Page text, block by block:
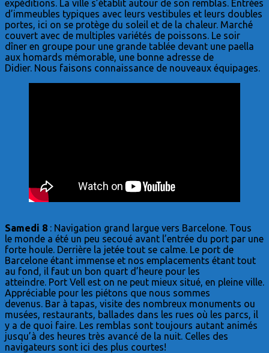
expéditions. La ville s’établit autour de son remblas. Entrées
d’immeubles typiques avec leurs vestibules et leurs doubles
portes, ici on se protège du soleil et de la chaleur. Marché
couvert avec de multiples variétés de poissons. Le soir
dîner en groupe pour une grande tablée devant une paella
aux homards mémorable, une bonne adresse de
Didier. Nous faisons connaissance de nouveaux équipages.
Samedi 8 : Navigation grand largue vers Barcelone. Tous
le monde a été un peu secoué avant l’entrée du port par une
forte houle. Derrière la jetée tout se calme. Le port de
Barcelone étant immense et nos emplacements étant tout
au fond, il faut un bon quart d’heure pour les
atteindre. Port Vell est on ne peut mieux situé, en pleine ville.
Appréciable pour les piétons que nous sommes
devenus. Bar à tapas, visite des nombreux monuments ou
musées, restaurants, ballades dans les rues où les parcs, il
y a de quoi faire. Les remblas sont toujours autant animés
jusqu’à des heures très avancé de la nuit. Celles des
navigateurs sont ici des plus courtes!